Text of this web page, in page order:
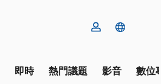
即時 熱門議題 影音 數位